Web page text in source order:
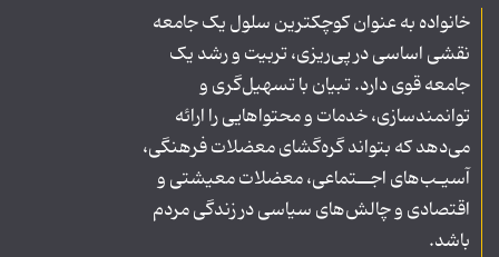
خانواده به عنوان کوچکترین سلول یک جامعه
نقشی اساسی در پی‌ریزی، تربیت و رشد یک
جامعه قوی دارد. تبیان با تسهیل‌گری و
توانمندسازی، خدمات و محتواهایی را ارائه
می‌دهد که بتواند گره‌گشای معضلات فرهنگی،
آسیـب‌های اجــتماعی، معضلات معیشتی و
اقتصادی و چالش‌های سیاسی در زندگی مردم
باشد.